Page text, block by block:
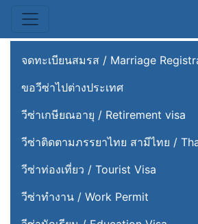
จดทะเบียนสมรส / Marriage
ขอวีซ่าไปต่างประเทศ
วีซ่าเกษียณอายุ / Retirement visa
วีซ่าติดตามภรรยาไทย สามีไทย /
วีซ่าท่องเที่ยว / Tourist Visa
วีซ่าทำงาน / Work Per­mit